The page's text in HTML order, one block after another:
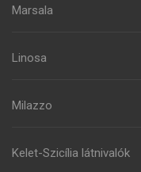
Marsala
Linosa
Milazzo
Kelet-Szicília látnivalók